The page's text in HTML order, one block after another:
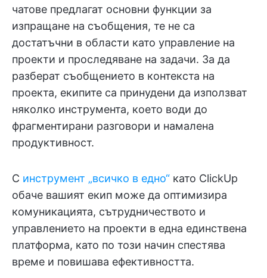
чатове предлагат основни функции за
изпращане на съобщения, те не са
достатъчни в области като управление на
проекти и проследяване на задачи. За да
разберат съобщението в контекста на
проекта, екипите са принудени да използват
няколко инструмента, което води до
фрагментирани разговори и намалена
продуктивност.
С инструмент „всичко в едно“ като ClickUp
обаче вашият екип може да оптимизира
комуникацията, сътрудничеството и
управлението на проекти в една единствена
платформа, като по този начин спестява
време и повишава ефективността.